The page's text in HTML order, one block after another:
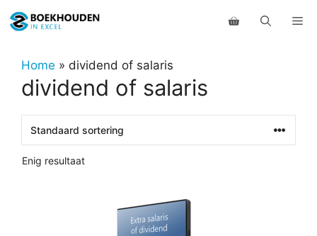
naar
inhoudHome » dividend of salaris
dividend of salaris
Enig resultaat